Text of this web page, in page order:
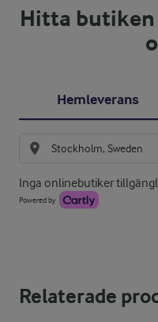
Hitta butiken
Hemleverans
Inga onlinebutiker
Powered by
Relaterade